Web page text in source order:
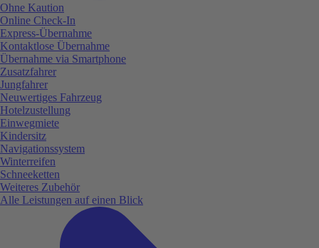
Ohne Kaution
Online Check-In
Express-Übernahme
Kontaktlose Übernahme
Übernahme via Smartphone
Zusatzfahrer
Jungfahrer
Neuwertiges Fahrzeug
Hotelzustellung
Einwegmiete
Kindersitz
Navigationssystem
Winterreifen
Schneeketten
Weiteres Zubehör
Alle Leistungen auf einen Blick